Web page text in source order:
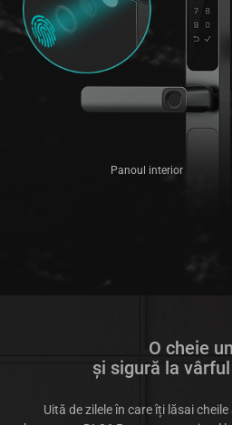
Panoul interior
O cheie
și sigură la
Uită de zilele în care îți lăsai